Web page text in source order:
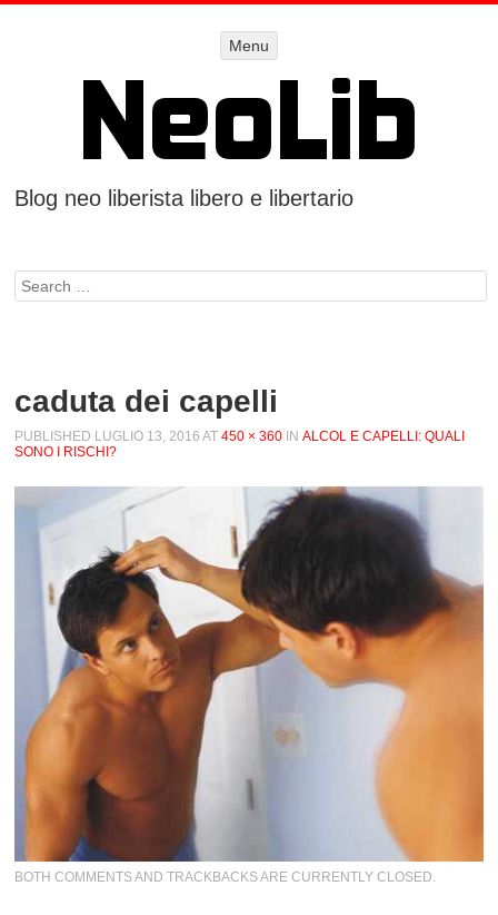
Menu
Blog neo liberista libero e libertario
Search
caduta dei capelli
PUBLISHED LUGLIO 13, 2016 AT450 × 360 INALCOL E CAPELLI: QUALI
SONO I RISCHI?
BOTH COMMENTS AND TRACKBACKS ARE CURRENTLY CLOSED.